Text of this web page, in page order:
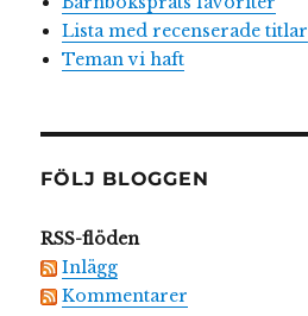
Lista med recenserade titlar
Teman vi haft
FÖLJ BLOGGEN
RSS-flöden
Inlägg
Kommentarer